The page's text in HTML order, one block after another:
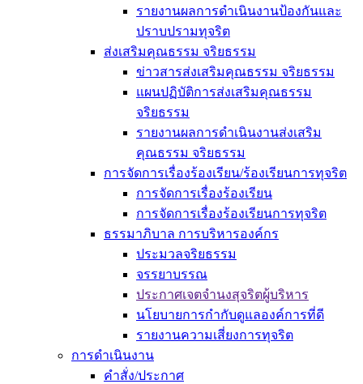
รายงานผลการดำเนินงานป้องกันและ
ปราบปรามทุจริต
ส่งเสริมคุณธรรม จริยธรรม
ข่าวสารส่งเสริมคุณธรรม จริยธรรม
แผนปฏิบัติการส่งเสริมคุณธรรม
จริยธรรม
รายงานผลการดำเนินงานส่งเสริม
คุณธรรม จริยธรรม
การจัดการเรื่องร้องเรียน/ร้องเรียนการทุจริต
การจัดการเรื่องร้องเรียน
การจัดการเรื่องร้องเรียนการทุจริต
ธรรมาภิบาล การบริหารองค์กร
ประมวลจริยธรรม
จรรยาบรรณ
ประกาศเจตจำนงสุจริตผู้บริหาร
นโยบายการกำกับดูแลองค์การที่ดี
รายงานความเสี่ยงการทุจริต
การดำเนินงาน
คำสั่ง/ประกาศ